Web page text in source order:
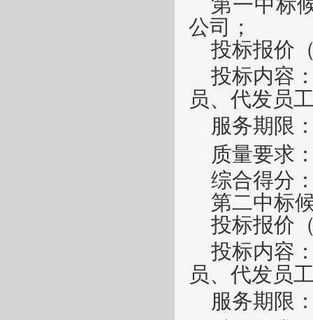
公司
；
投标报价
投标内容
员、代发员
服务期限
质量要求
综合得分
第二中标
投标报价
投标内容
员、代发员
服务期限